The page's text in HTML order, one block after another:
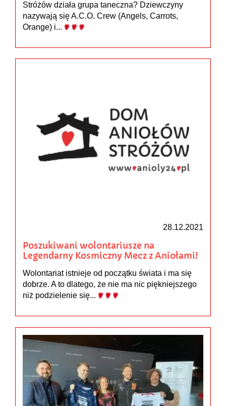
Stróżów działa grupa taneczna? Dziewczyny
nazywają się A.C.O. Crew (Angels, Carrots,
Orange) i...
28.12.2021
Poszukiwani wolontariusze na
Legendarny Kosmiczny Mecz z Aniołami!
Wolontariat istnieje od początku świata i ma się
dobrze. A to dlatego, że nie ma nic piękniejszego
niż podzielenie się...